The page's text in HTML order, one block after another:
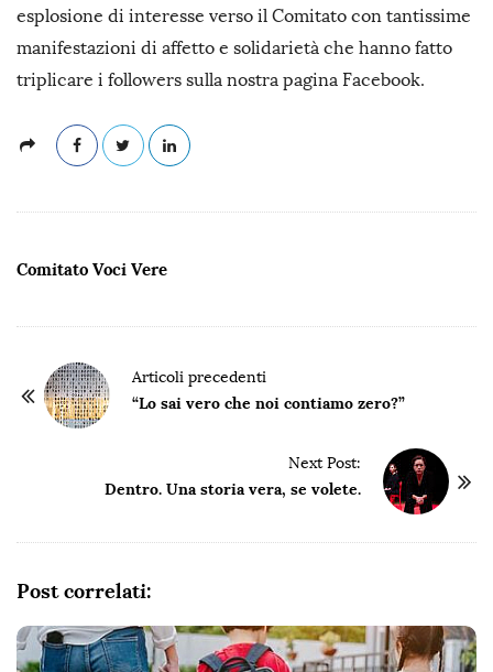
esplosione di interesse verso il Comitato con tantissime
manifestazioni di affetto e solidarietà che hanno fatto
triplicare i followers sulla nostra pagina Facebook.
Comitato Voci Vere
Articoli precedenti
“Lo sai vero che noi contiamo zero?”
Next Post:
Dentro. Una storia vera, se volete.
Post correlati: